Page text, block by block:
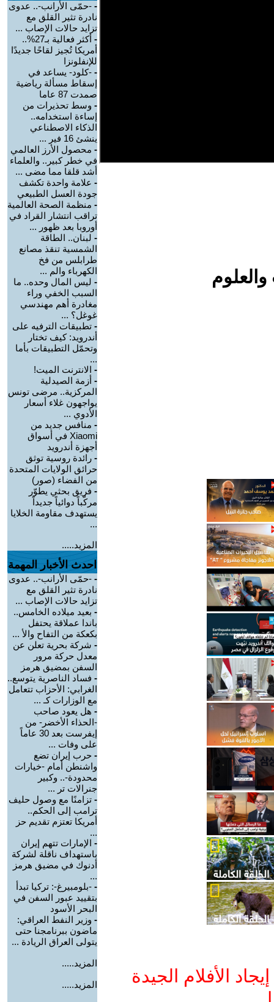
الأفلام الجيدة
- -حمّى الأرانب-.. عدوى
نادرة تثير القلق مع
تزايد حالات الإصاب ...
-
أكثر فعالية بـ27%..
أمريكا تُجيز لقاحًا جديدًا
للإنفلونزا
- -كلود- يساعد في
إسقاط مسألة رياضية
صمدت 87 عاما
- وسط تحذيرات من
إساءة استخدامه..
الذكاء الاصطناعي
ينشئ 16 فير ...
- محصول الأرز العالمي
في خطر كبير.. والعلماء
أشد قلقا مما مضى ...
- علامة واحدة تكشف
جودة العسل الطبيعي
- منظمة الصحة العالمية
تراقب انتشار القراد في
أوروبا بعد ظهور ...
- لبنان.. الطاقة
الشمسية تنقذ مصانع
طرابلس من فخ
الكهرباء والم ...
- ليس المال وحده.. ما
السبب الخفي وراء
مغادرة أهم مهندسي
غوغل؟ ...
- تطبيقات الترفيه على
أندرويد: كيف تختار
وتحمّل التطبيقات بأما
...
- الانترنت الميت!
- أزمة الصيدلية
المركزية.. مرضى تونس
يواجهون غلاء أسعار
الأدوي ...
- منافس جديد من
Xiaomi في أسواق
أجهزة أندرويد
- رائدة روسية توثق
حرائق الولايات المتحدة
من الفضاء (صور)
- فريق بحثي يطوّر
مركّباً دوائياً جديداً
يستهدف مقاومة الخلايا
...
المزيد.....
احدث الأخبار المهمة
- -حمّى الأرانب-.. عدوى
نادرة تثير القلق مع
تزايد حالات الإصاب ...
- بعيد ميلاده الخامس..
باندا عملاقة يحتفل
بكعكة من التفاح والأ ...
- شركة بحرية تعلن عن
معدل حركة مرور
السفن بمضيق هرمز
- فساد الناصرية يتوسع..
الغرابي: الأحزاب تتعامل
مع الوزارات كـ ...
- هل يعود صاحب
-الحذاء الأخضر- من
إيفرست بعد 30 عاماً
على وفات ...
- حرب إيران تضع
واشنطن أمام -خيارات
محدودة-.. وكبير
جنرالات تر ...
- تزامنًا مع وصول حليف
ترامب إلى الحكم..
أمريكا تعتزم تقديم حز
...
- الإمارات تتهم إيران
باستهداف ناقلة لشركة
أدنوك في مضيق هرمز
...
- -بلومبيرغ-: تركيا تبدأ
بتقييد عبور السفن في
البحر الأسود
- وزير النفط العراقي:
ماضون ببرنامجنا حتى
يتولى العراق الريادة ...
المزيد.....
المزيد.....